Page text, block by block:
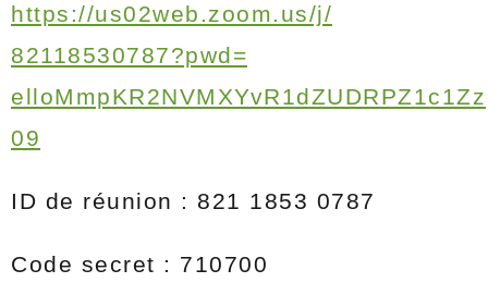
https://us02web.zoom.us/j/
82118530787?pwd=
elloMmpKR2NVMXYvR1dZUDRPZ1c1Zz
09
ID de réunion : 821 1853 0787
Code secret : 710700